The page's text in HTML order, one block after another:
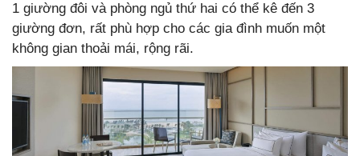
1 giường đôi và phòng ngủ thứ hai có thể kê đến 3
giường đơn, rất phù hợp cho các gia đình muốn một
không gian thoải mái, rộng rãi.